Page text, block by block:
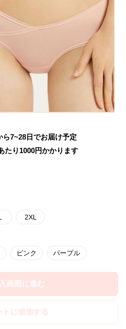
ら7~28日でお届け予定
たり 1000円かかります
2XL
ピンク パープル
入画面に進む
トに追加する